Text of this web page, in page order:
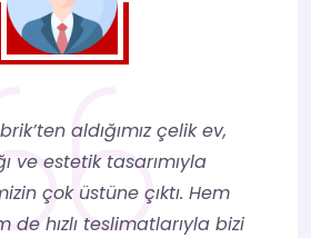
aldığımız çelik ev,
ve estetik tasarımıyla
çok üstüne çıktı. Hem
de hızlı teslimatlarıyla bizi